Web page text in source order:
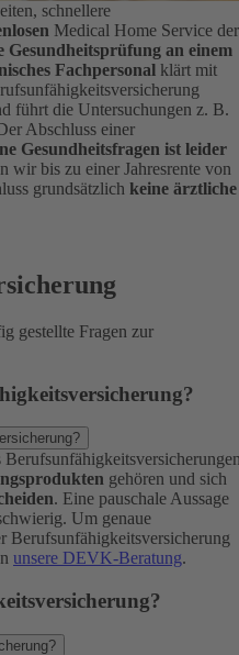
schnellere
Medical Home Service der
Gesundheitsprüfung an einem
Fachpersonal klärt mit
führt die Untersuchungen z. B.
Abschluss einer
Gesundheitsfragen ist leider
wir bis zu einer Jahresrente von
grundsätzlich keine ärztliche
gestellte Fragen zur
gehören und sich
. Eine pauschale Aussage
Um genaue
Berufsunfähigkeitsversicherung
unsere DEVK-Beratung.